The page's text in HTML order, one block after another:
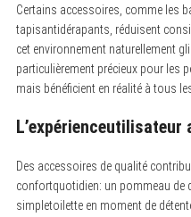
Certains accessoires, comme les
tapisantidérapants, réduisent
cet environnement naturellement
particulièrement précieux pour les
mais bénéficient en réalité à tous
L’expérienceutilisateur
Des accessoires de qualité
confortquotidien: un pommeau de
simpletoilette en moment de